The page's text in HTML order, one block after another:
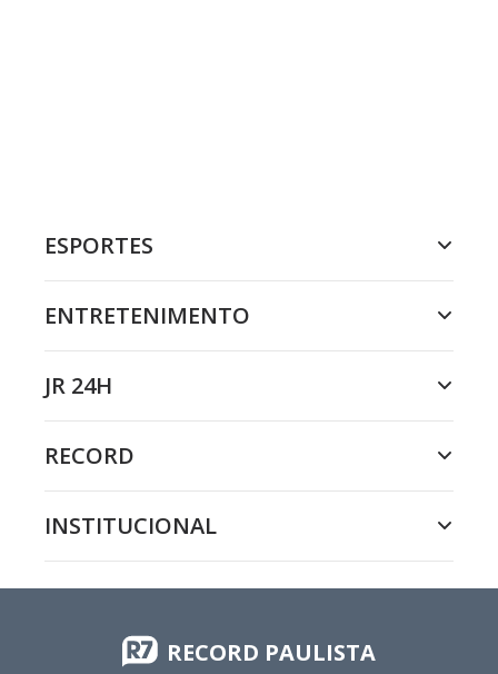
ESPORTES
ENTRETENIMENTO
JR 24H
RECORD
INSTITUCIONAL
RECORD PAULISTA